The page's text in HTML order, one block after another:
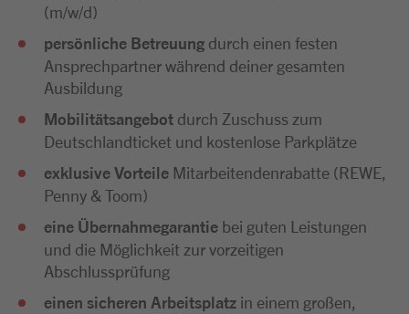
(m/w/d)
persönliche Betreuung durch einen festen
Ansprechpartner während deiner gesamten
Ausbildung
Mobilitätsangebot durch Zuschuss zum
Deutschlandticket und kostenlose Parkplätze
exklusive Vorteile Mitarbeitendenrabatte (REWE,
Penny & Toom)
eine Übernahmegarantie bei guten Leistungen
und die Möglichkeit zur vorzeitigen
Abschlussprüfung
einen sicheren Arbeitsplatz in einem großen,